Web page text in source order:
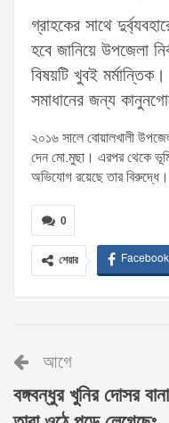
গ্রাহকের সাথে
হবে জানিয়ে উপজেলা
বিষয়টি খুবই
সমাধানের জন্য
২০১৬ সালে বোয়ালখালী
দেন মো.মুছা। এরপর থেকে ভূমি
অভিযোগ রয়েছে তার বিরুদ্ধে।
0
শেয়ার Facebook
আগে
বঙ্গবন্ধুর খুনির দোসর